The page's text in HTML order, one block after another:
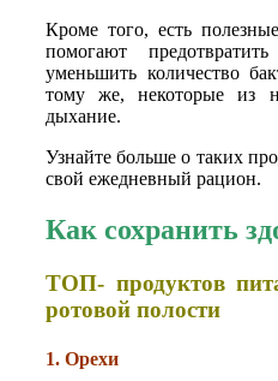
Кроме того, есть
помогают
уменьшить количество
тому же, некоторые из
дыхание.
Узнайте больше о таких
свой ежедневный рацион.
Как сохранить
ТОП- продуктов
ротовой полости
1. Орехи